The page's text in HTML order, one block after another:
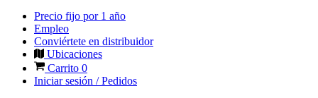
Precio fijo por 1 año
Empleo
Conviértete en distribuidor
Ubicaciones
Carrito 0
Iniciar sesión / Pedidos